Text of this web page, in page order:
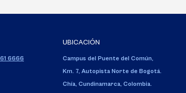
6666
UBICACIÓN
Campus del Puente del Común,
Km. 7, Autopista Norte de Bogotá.
Chía, Cundinamarca, Colombia.